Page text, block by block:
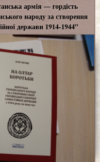
армія ― гордість
народу за створення
держави 1914-1944”